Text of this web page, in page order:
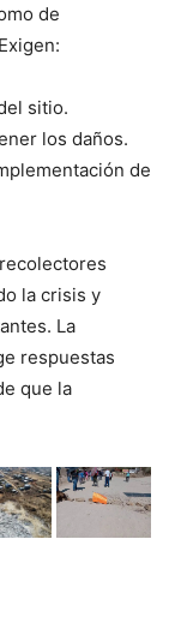
de
sitio.
los daños.
de
la crisis y
La
respuestas
que la